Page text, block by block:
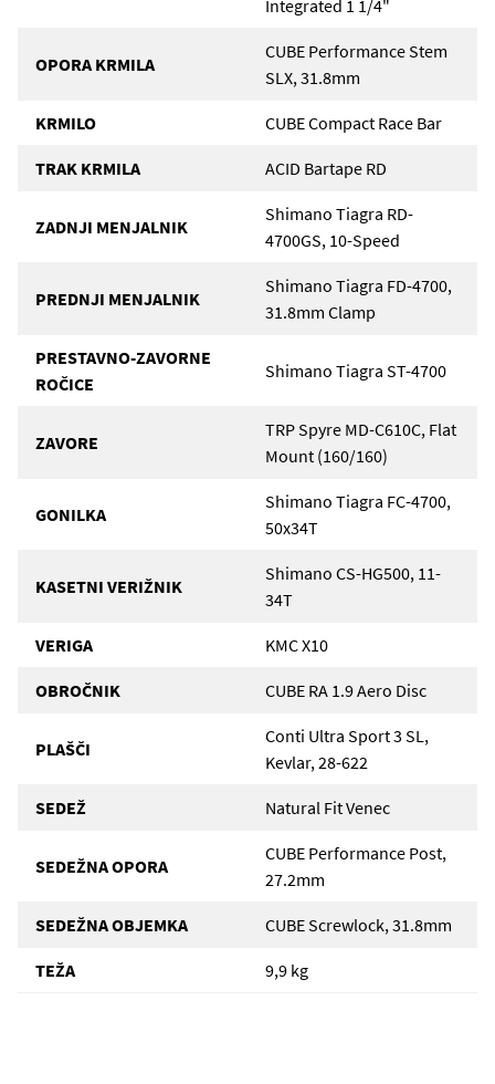
Integrated 1 1/4"
OPORA KRMILA
CUBE Performance Stem
SLX, 31.8mm
KRMILO CUBE Compact Race Bar
TRAK KRMILA ACID Bartape RD
ZADNJI MENJALNIK
Shimano Tiagra RD-
4700GS, 10-Speed
PREDNJI MENJALNIK
Shimano Tiagra FD-4700,
31.8mm Clamp
PRESTAVNO-ZAVORNE
ROČICE
Shimano Tiagra ST-4700
ZAVORE
TRP Spyre MD-C610C, Flat
Mount (160/160)
GONILKA
Shimano Tiagra FC-4700,
50x34T
KASETNI VERIŽNIK
Shimano CS-HG500, 11-
34T
VERIGA KMC X10
OBROČNIK CUBE RA 1.9 Aero Disc
PLAŠČI
Conti Ultra Sport 3 SL,
Kevlar, 28-622
SEDEŽ Natural Fit Venec
SEDEŽNA OPORA
CUBE Performance Post,
27.2mm
SEDEŽNA OBJEMKA CUBE Screwlock, 31.8mm
TEŽA 9,9 kg